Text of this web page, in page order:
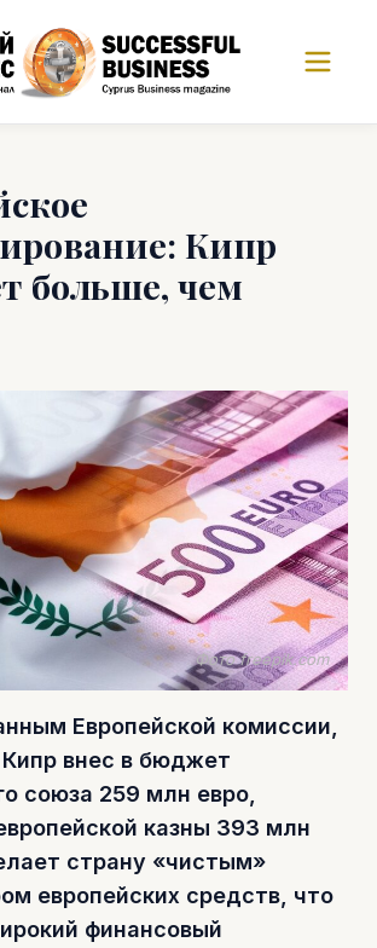
Кипр
больше, чем
Фото freepik.com
Европейской комиссии,
внес в бюджет
союза 259 млн евро,
казны 393 млн
страну «чистым»
европейских средств, что
финансовый